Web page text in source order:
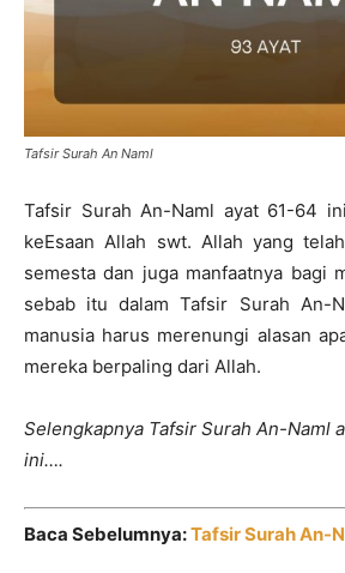
Tafsir Surah An Naml
Tafsir Surah An-Naml ayat 61-64
keEsaan Allah swt. Allah yang
semesta dan juga manfaatnya bagi
sebab itu dalam Tafsir Surah An-
manusia harus merenungi alasan
mereka berpaling dari Allah.
Selengkapnya Tafsir Surah An-Naml
ini….
Baca Sebelumnya:Tafsir Surah An-